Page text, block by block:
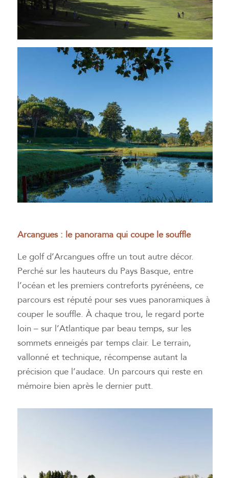
Arcangues : le panorama qui coupe le souffle
Le golf d’Arcangues offre un tout autre décor.
Perché sur les hauteurs du Pays Basque, entre
l’océan et les premiers contreforts pyrénéens, ce
parcours est réputé pour ses vues panoramiques à
couper le souffle. À chaque trou, le regard porte
loin – sur l’Atlantique par beau temps, sur les
sommets enneigés par temps clair. Le terrain,
vallonné et technique, récompense autant la
précision que l’audace. Un parcours qui reste en
mémoire bien après le dernier putt.